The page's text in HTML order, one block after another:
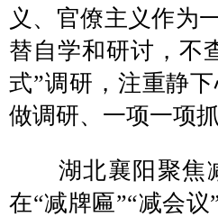
义、官僚主义作为
替自学和研讨，不
式”调研，注重静
做调研、一项一项抓
湖北襄阳聚焦减
在“减牌匾”“减会